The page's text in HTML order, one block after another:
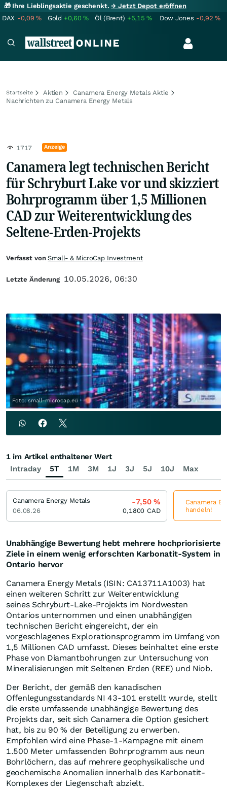
🎁 Ihre Lieblingsaktie geschenkt.→ Jetzt Depot eröffnen
DAX -0,09% Gold +0,60% Öl (Brent) +5,15% Dow Jones -0,92%
Startseite Aktien
Canamera Energy Metals Aktie
Nachrichten zu Canamera Energy Metals
1717 Anzeige
Canamera legt technischen Bericht
für Schryburt Lake vor und skizziert
Bohrprogramm über 1,5 Millionen
CAD zur Weiterentwicklung des
Seltene-Erden-Projekts
Foto: small-microcap.eu
Unabhängige Bewertung hebt mehrere hochpriorisierte
Ziele in einem wenig erforschten Karbonatit-System in
Ontario hervor
Canamera Energy Metals (ISIN: CA13711A1003) hat
einen weiteren Schritt zur Weiterentwicklung
seines Schryburt-Lake-Projekts im Nordwesten
Ontarios unternommen und einen unabhängigen
technischen Bericht eingereicht, der ein
vorgeschlagenes Explorationsprogramm im Umfang von
1,5 Millionen CAD umfasst. Dieses beinhaltet eine erste
Phase von Diamantbohrungen zur Untersuchung von
Mineralisierungen mit Seltenen Erden (REE) und Niob.
Der Bericht, der gemäß den kanadischen
Offenlegungsstandards NI 43-101 erstellt wurde, stellt
die erste umfassende unabhängige Bewertung des
Projekts dar, seit sich Canamera die Option gesichert
hat, bis zu 90 % der Beteiligung zu erwerben.
Empfohlen wird eine Phase-1-Kampagne mit einem
1.500 Meter umfassenden Bohrprogramm aus neun
Bohrlöchern, das auf mehrere geophysikalische und
geochemische Anomalien innerhalb des Karbonatit-
Komplexes der Liegenschaft abzielt.
Verfasst vonSmall- & MicroCap Investment
Letzte Änderung 10.05.2026, 06:30
Intraday 5T 1M 3M 1J 3J 5J 10J Max
1 im Artikel enthaltener Wert
Canamera Energy Metals
06.08.26
-7,50%
0,1800 CAD
Canamera
handeln!